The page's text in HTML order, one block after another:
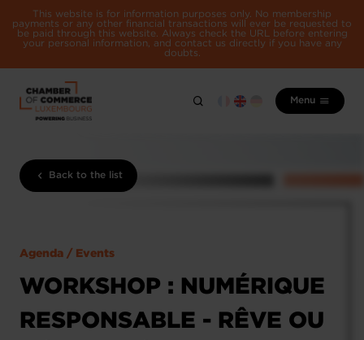
This website is for information purposes only. No membership
payments or any other financial transactions will ever be requested to
be paid through this website. Always check the URL before entering
your personal information, and contact us directly if you have any
doubts.
Menu
Back to the list
Agenda / Events
WORKSHOP : NUMÉRIQUE
RESPONSABLE - RÊVE OU